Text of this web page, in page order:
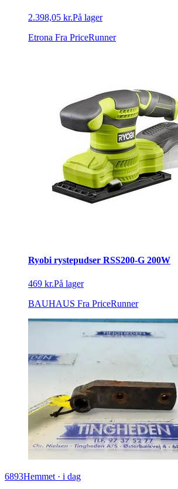
2.398,05 kr.På lager
Etrona Fra PriceRunner
Ryobi rystepudser RSS200-G 200W
469 kr.På lager
BAUHAUS Fra PriceRunner
6893Hemmet · i dag